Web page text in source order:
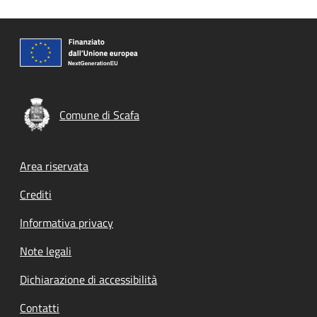
Comune di Scafa
Footer menu
Area riservata
Crediti
Informativa privacy
Note legali
Dichiarazione di accessibilità
Contatti